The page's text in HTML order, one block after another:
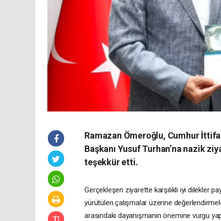
Ramazan Ömeroğlu, Cumhur
Başkanı Yusuf Turhan’na nazik
teşekkür etti.
Gerçekleşen ziyarette karşılıklı iyi dilekler
yürütülen çalışmalar üzerine
arasındaki dayanışmanın önemine vurgu